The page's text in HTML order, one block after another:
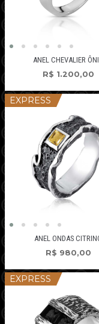
ANEL CHEVALIER
R$ 1.200,00
EXPRESS
ANEL ONDAS
R$ 980,00
EXPRESS